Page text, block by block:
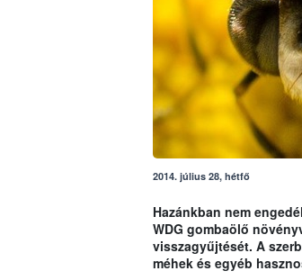
2014. július 28, hétfő
Hazánkban nem
WDG gombaölő
visszagyűjtését. A
méhek és egyéb